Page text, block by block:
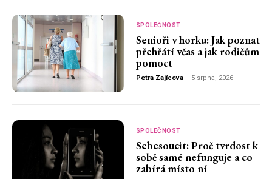
SPOLEČNOST
Senioři v horku: Jak poznat
přehřátí včas a jak rodičům
pomoct
Petra Zajícova - 5 srpna, 2026
SPOLEČNOST
Sebesoucit: Proč tvrdost k
sobě samé nefunguje a co
zabírá místo ní